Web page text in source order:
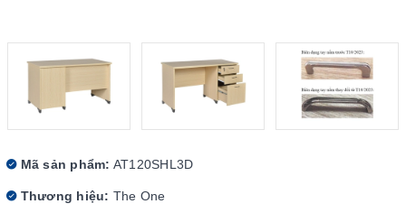
Mã sản phẩm: AT120SHL3D
Thương hiệu: The One